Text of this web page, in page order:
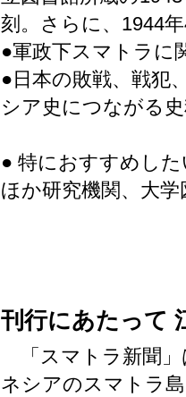
刻。さらに、1944
●軍政下スマトラに
●日本の敗戦、戦犯
シア史につながる
● 特におすすめし
ほか研究機関、大
刊行にあたって
「スマトラ新聞」
ネシアのスマトラ